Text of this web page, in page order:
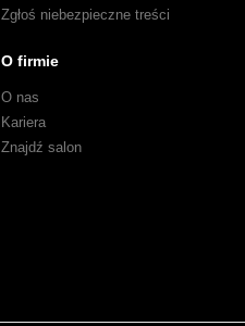
Zgłoś niebezpieczne treści
O firmie
O nas
Kariera
Znajdź salon